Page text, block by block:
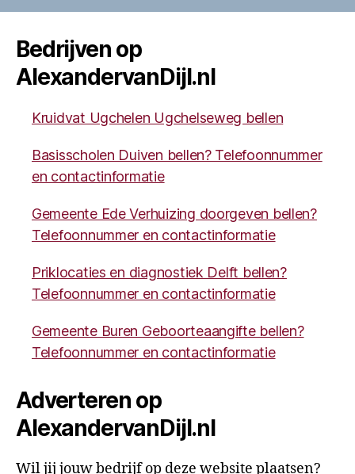
Bedrijven op
AlexandervanDijl.nl
Kruidvat Ugchelen Ugchelseweg bellen
Basisscholen Duiven bellen? Telefoonnummer
en contactinformatie
Gemeente Ede Verhuizing doorgeven bellen?
Telefoonnummer en contactinformatie
Priklocaties en diagnostiek Delft bellen?
Telefoonnummer en contactinformatie
Gemeente Buren Geboorteaangifte bellen?
Telefoonnummer en contactinformatie
Adverteren op
AlexandervanDijl.nl
Wil jij jouw bedrijf op deze website plaatsen?